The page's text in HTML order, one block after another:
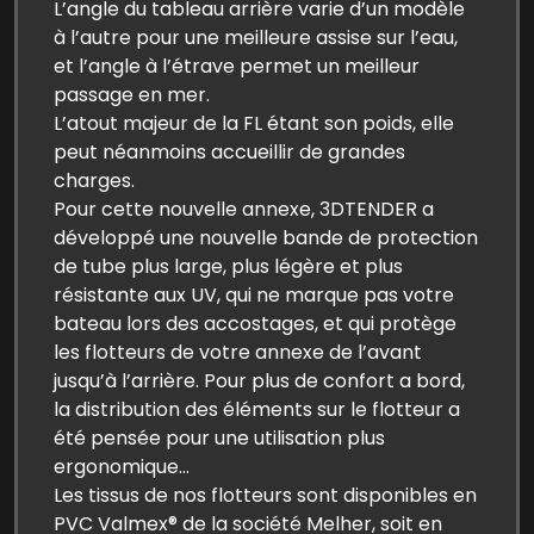
L’angle du tableau arrière varie d’un modèle
à l’autre pour une meilleure assise sur l’eau,
et l’angle à l’étrave permet un meilleur
passage en mer.
L’atout majeur de la FL étant son poids, elle
peut néanmoins accueillir de grandes
charges.
Pour cette nouvelle annexe, 3DTENDER a
développé une nouvelle bande de protection
de tube plus large, plus légère et plus
résistante aux UV, qui ne marque pas votre
bateau lors des accostages, et qui protège
les flotteurs de votre annexe de l’avant
jusqu’à l’arrière. Pour plus de confort a bord,
la distribution des éléments sur le flotteur a
été pensée pour une utilisation plus
ergonomique…
Les tissus de nos flotteurs sont disponibles en
PVC Valmex® de la société Melher, soit en